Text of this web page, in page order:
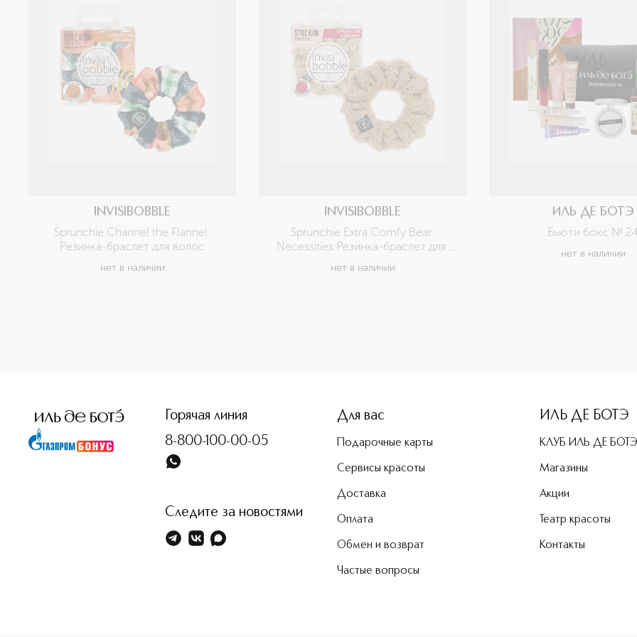
INVISIBOBBLE
Sprunchie Channel the Flannel
Резинка-браслет для волос
нет в наличии
INVISIBOBBLE
Sprunchie Extra Comfy Bear
Necessities Резинка-браслет для
нет в наличии
ИЛЬ ДЕ БОТЭ
Бьюти бокс №
нет в наличии
Горячая линия
8-800-100-00-05
Следите за новостями
Для вас
Подарочные карты
Сервисы красоты
Доставка
Оплата
Обмен и возврат
Частые вопросы
ИЛЬ ДЕ БОТЭ
КЛУБ ИЛЬ ДЕ БОТЭ
Магазины
Акции
Театр красоты
Контакты